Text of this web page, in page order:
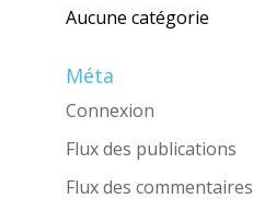
Aucune catégorie
Méta
Connexion
Flux des publications
Flux des commentaires